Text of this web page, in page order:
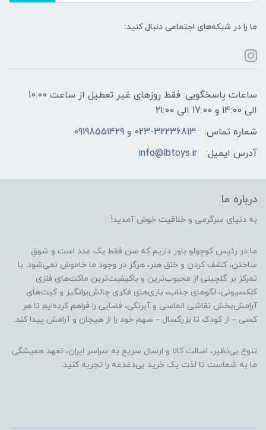
ما را در شبکه‌های اجتماعی دنبال کنید:
ساعات پاسخگویی: فقط روزهای غیر تعطیل از ساعت 10:00
الی 14:00 و 17:00 الی 21:00
شماره تماس:
023-32236813 و 09198551429
آدرس ایمیل:
info@lbtoys.ir
درباره ما
به دنیای سرگرمی و خلاقیت خوش آمدید!
ما در رئیس کوچولو باور داریم که سن فقط یک عدد است و شوقِ
ساختن، کشف کردن و خلق هنر، هرگز در وجود ما خاموش نمی‌شود. با
تمرکز بر گلچینی از محبوب‌ترین و باکیفیت‌ترین ماکت‌های فلزی
کلکسیونی، لگوهای جذاب، بازی‌های فکری چالش‌برانگیز و کیت‌های
آرامش‌بخش نقاشی الماسی و آبرنگی، فضایی را فراهم کرده‌ایم تا هر
کسی – از کودک تا بزرگسال – سهم خود را از هیجان و آرامش پیدا کند.
تنوع بی‌نظیر، اصالت کالا و ارسال سریع به سراسر ایران، تعهد همیشگی
ما به شماست تا لذت یک خرید بی‌دغدغه را تجربه کنید.